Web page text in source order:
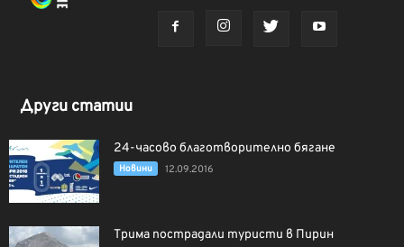
Други статии
24-часово благотворително бягане
Новини 12.09.2016
Трима пострадали туристи в Пирин